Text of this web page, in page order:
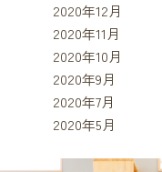
2020年12月
2020年11月
2020年10月
2020年9月
2020年7月
2020年5月